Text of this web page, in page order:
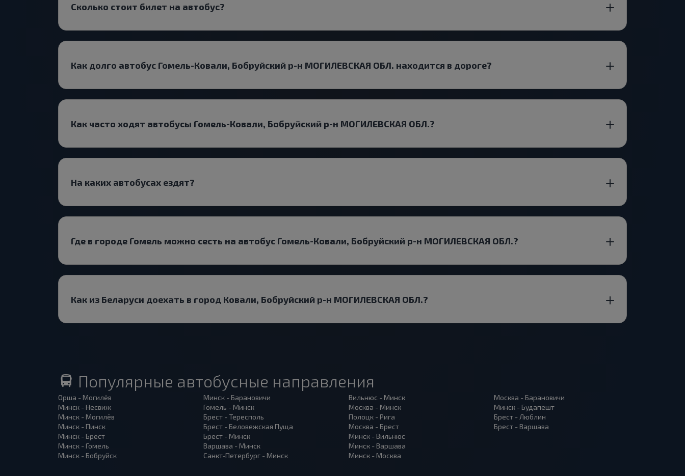
Сколько стоит билет на автобус?
Как долго автобус Гомель-Ковали, Бобруйский р-н МОГИЛЕВСКАЯ ОБЛ. находится в дороге?
Как часто ходят автобусы Гомель-Ковали, Бобруйский р-н МОГИЛЕВСКАЯ ОБЛ.?
На каких автобусах ездят?
Где в городе Гомель можно сесть на автобус Гомель-Ковали, Бобруйский р-н МОГИЛЕВСКАЯ ОБЛ.?
Как из Беларуси доехать в город Ковали, Бобруйский р-н МОГИЛЕВСКАЯ ОБЛ.?
Популярные автобусные направления
Орша - Могилёв
Минск - Несвиж
Минск - Могилёв
Минск - Пинск
Минск - Брест
Минск - Гомель
Минск - Бобруйск
Минск - Барановичи
Гомель - Минск
Брест - Тересполь
Брест - Беловежская Пуща
Брест - Минск
Варшава - Минск
Санкт-Петербург - Минск
Вильнюс - Минск
Москва - Минск
Полоцк - Рига
Москва - Брест
Минск - Вильнюс
Минск - Варшава
Минск - Москва
Москва - Барановичи
Минск - Будапешт
Брест - Люблин
Брест - Варшава